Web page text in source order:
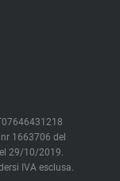
1663706 del
29/10/2019.
IVA esclusa.